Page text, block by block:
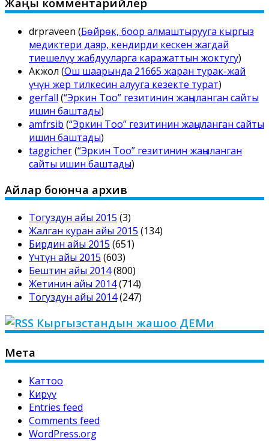
drpraveen (Бөйрөк, боор алмаштырууга кыргыз
медиктери даяр, кендирди кескен жагдай
тиешелүү жабдууларга каражаттын жоктугу)
Акжол (Ош шаарында 21665 жаран турак-жай
үчүн жер тилкесин алууга кезекте турат)
gerfall (“Эркин Тоо” гезитинин жаңыланган сайты
ишин баштады)
amfrsib (“Эркин Тоо” гезитинин жаңыланган сайты
ишин баштады)
taggicher(“Эркин Тоо” гезитинин жаңыланган
сайты ишин баштады)
Айлар боюнча архив
Тогуздун айы 2015 (3)
Жалган куран айы 2015 (134)
Бирдин айы 2015 (651)
Үчтүн айы 2015 (603)
Бештин айы 2014(800)
Жетинин айы 2014(714)
Тогуздун айы 2014(247)
Кыргызстандын жашоо ДЕМи
Мета
Каттоо
Кирүү
Entries feed
Comments feed
WordPress.org